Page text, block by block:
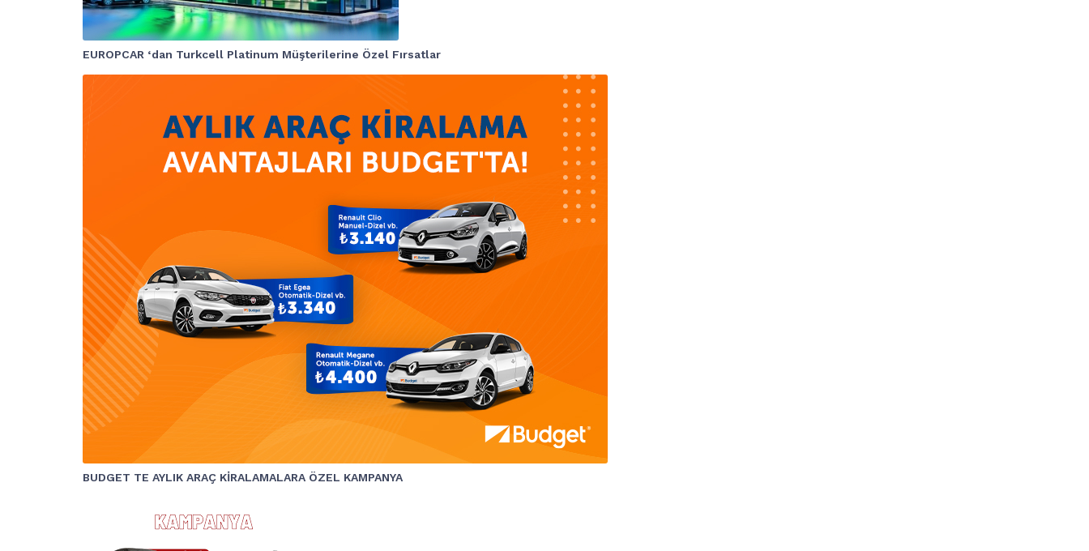
EUROPCAR ‘dan Turkcell Platinum Müşterilerine Özel Fırsatlar
BUDGET TE AYLIK ARAÇ KİRALAMALARA ÖZEL KAMPANYA